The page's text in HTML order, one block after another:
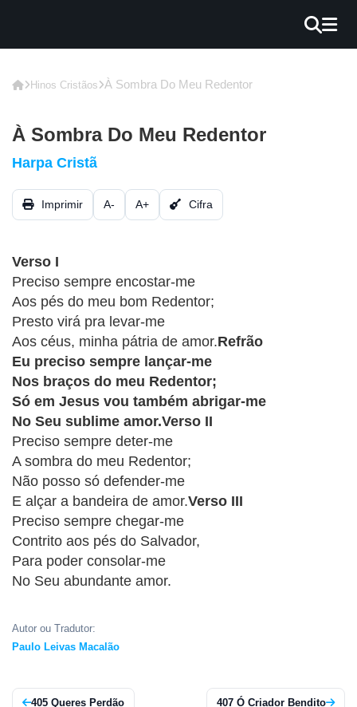
GRÁTIS
GUITAR
CIFRA
VÍDEO
HINOS
CRISTÃOS
TEORIA
MUSICAL
MINI
DOC
REVIEW
PLAYBACK
DA
HARPA
LISTAS
Hinos Cristãos À Sombra Do Meu Redentor
À Sombra Do Meu Redentor
Harpa Cristã
Imprimir A- A+ Cifra
Verso I
Preciso sempre encostar-me
Aos pés do meu bom Redentor;
Presto virá pra levar-me
Aos céus, minha pátria de amor.Refrão
Eu preciso sempre lançar-me
Nos braços do meu Redentor;
Só em Jesus vou também abrigar-me
No Seu sublime amor.Verso II
Preciso sempre deter-me
A sombra do meu Redentor;
Não posso só defender-me
E alçar a bandeira de amor.Verso III
Preciso sempre chegar-me
Contrito aos pés do Salvador,
Para poder consolar-me
No Seu abundante amor.
Autor ou Tradutor:
Paulo Leivas Macalão
405 Queres Perdão 407 Ó Criador Bendito